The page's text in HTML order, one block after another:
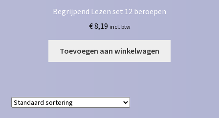
Begrijpend Lezen set 12 beroepen
€8,19 incl. btw
Toevoegen aan winkelwagen